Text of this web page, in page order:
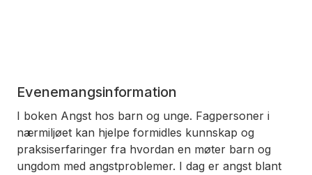
Evenemangsinformation
I boken Angst hos barn og unge. Fagpersoner i
nærmiljøet kan hjelpe formidles kunnskap og
praksiserfaringer fra hvordan en møter barn og
ungdom med angstproblemer. I dag er angst blant